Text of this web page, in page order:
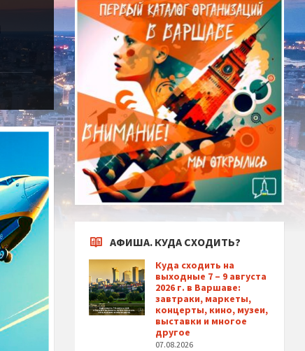
АФИША. КУДА СХОДИТЬ?
Куда сходить на
выходные 7 – 9 августа
2026 г. в Варшаве:
завтраки, маркеты,
концерты, кино, музеи,
выставки и многое
другое
07.08.2026